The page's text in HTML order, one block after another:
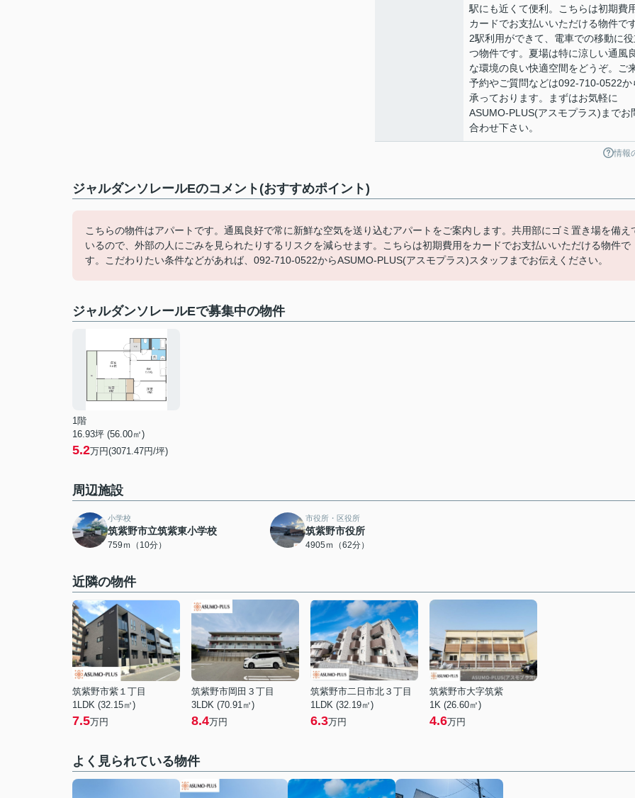
駅にも近くて便利。こちらは初期費
カードでお支払いいただける物件で
2駅利用ができて、電車での移動に
つ物件です。夏場は特に涼しい通風
な環境の良い快適空間をどうぞ。ご
予約やご質問などは092-710-0522か
承っております。まずはお気軽に
ASUMO-PLUS(アスモプラス)までお
合わせ下さい。
情報
ジャルダンソレールEのコメント(おすすめポイント)
こちらの物件はアパートです。通風良好で常に新鮮な空気を送り込むアパートをご案内します。共用部にゴミ置き場を備え
いるので、外部の人にごみを見られたりするリスクを減らせます。こちらは初期費用をカードでお支払いいただける物件で
す。こだわりたい条件などがあれば、092-710-0522からASUMO-PLUS(アスモプラス)スタッフまでお伝えください。
ジャルダンソレールEで募集中の物件
1階
16.93坪 (56.00㎡)
5.2万円(3071.47円/坪)
周辺施設
小学校
筑紫野市立筑紫東小学校
759ｍ（10分）
市役所・区役所
筑紫野市役所
4905ｍ（62分）
近隣の物件
筑紫野市紫１丁目
1LDK (32.15㎡)
7.5万円
筑紫野市岡田３丁目
3LDK (70.91㎡)
8.4万円
筑紫野市二日市北３丁目
1LDK (32.19㎡)
6.3万円
筑紫野市大字筑紫
1K (26.60㎡)
4.6万円
よく見られている物件